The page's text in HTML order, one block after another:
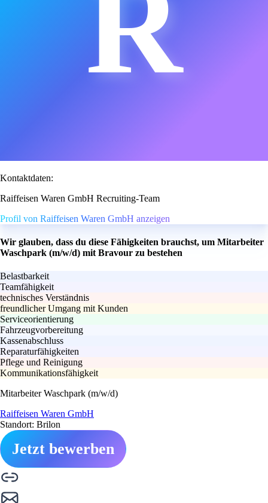
Kontaktdaten:
Raiffeisen Waren GmbH Recruiting-Team
Profil von Raiffeisen Waren GmbH anzeigen
Wir glauben, dass du diese Fähigkeiten brauchst, um Mitarbeiter
Waschpark (m/w/d) mit Bravour zu bestehen
Belastbarkeit
Teamfähigkeit
technisches Verständnis
freundlicher Umgang mit Kunden
Serviceorientierung
Fahrzeugvorbereitung
Kassenabschluss
Reparaturfähigkeiten
Pflege und Reinigung
Kommunikationsfähigkeit
Mitarbeiter Waschpark (m/w/d)
Raiffeisen Waren GmbH
Standort: Brilon
Jetzt bewerben